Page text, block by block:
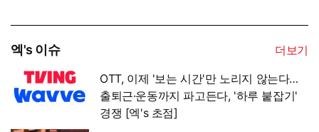
엑's 이슈
더보기
OTT, 이제 '보는 시간'만 노리지 않는다…
출퇴근·운동까지 파고든다, '하루 붙잡기'
경쟁 [엑's 초점]